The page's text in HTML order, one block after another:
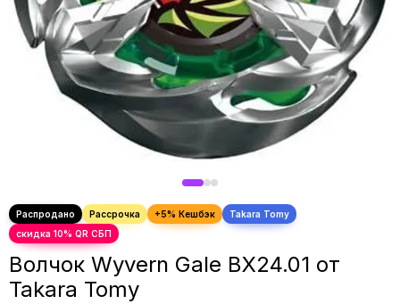
Волчок Wyvern Gale BX24.01 от
Takara Tomy